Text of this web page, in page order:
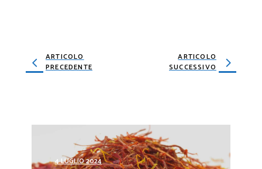
ARTICOLO
PRECEDENTE
ARTICOLO
SUCCESSIVO
4 LUGLIO 2024